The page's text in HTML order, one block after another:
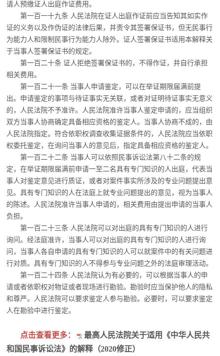
请人预缴证人出庭作证费用。
第一百一十九条 人民法院在证人出庭作证前应当告知其如实作
证的义务以及作伪证的法律后果，并责令其签署保证书，但无民事行
为能力人和限制民事行为能力人除外。证人签署保证书适用本解释关
于当事人签署保证书的规定。
第一百二十条 证人拒绝签署保证书的，不得作证，并自行承担
相关费用。
第一百二十一条 当事人申请鉴定，可以在举证期限届满前提
出。申请鉴定的事项与待证事实无关联，或者对证明待证事实无意义
的，人民法院不予准许。 人民法院准许当事人鉴定申请的，应当组织
双方当事人协商确定具备相应资格的鉴定人。当事人协商不成的，由
人民法院指定。符合依职权调查收集证据条件的，人民法院应当依职
权委托鉴定，在询问当事人的意见后，指定具备相应资格的鉴定人。
第一百二十二条 当事人可以依照民事诉讼法第八十二条的规
定，在举证期限届满前申请一至二名具有专门知识的人出庭，代表当
事人对鉴定意见进行质证，或者对案件事实所涉及的专业问题提出意
见。具有专门知识的人在法庭上就专业问题提出的意见，视为当事人
的陈述。 人民法院准许当事人申请的，相关费用由提出申请的当事人
负担。
第一百二十三条 人民法院可以对出庭的具有专门知识的人进行
询问。经法庭准许，当事人可以对出庭的具有专门知识的人进行询
问，当事人各自申请的具有专门知识的人可以就案件中的有关问题进
行对质。具有专门知识的人不得参与专业问题之外的法庭审理活动。
第一百二十四条 人民法院认为有必要的，可以根据当事人的申
请或者依职权对物证或者现场进行勘验。勘验时应当保护他人的隐私
和尊严。 人民法院可以要求鉴定人参与勘验。必要时，可以要求鉴定
人在勘验中进行鉴定。
点击查看更多：
最高人民法院关于适用《中华人民共
和国民事诉讼法》的解释（2020修正）